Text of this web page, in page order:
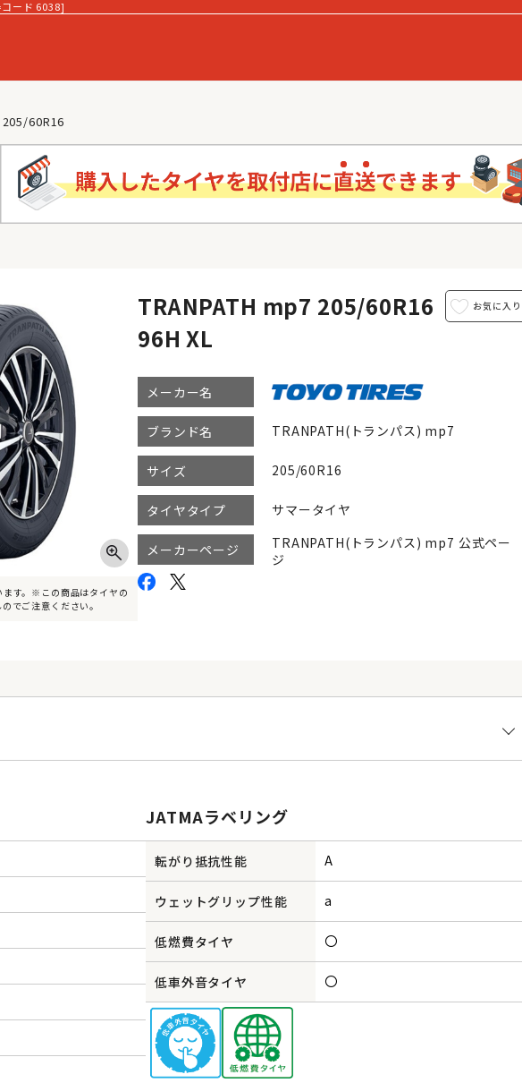
ード 6038]
205/60R16
す。※この商品はタイヤの
でご注意ください。
TRANPATH mp7 205/60R16
96H XL
メーカー名
ブランド名 TRANPATH(トランパス) mp7
サイズ 205/60R16
タイヤタイプ サマータイヤ
メーカーページ
TRANPATH(トランパス) mp7 公式ペー
ジ
JATMAラベリング
転がり抵抗性能 A
ウェットグリップ性能 a
低燃費タイヤ 〇
低車外音タイヤ 〇